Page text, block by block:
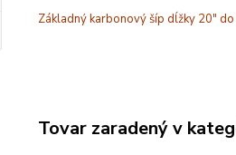
Základný karbonový šíp dĺžky 20"
Tovar zaradený v